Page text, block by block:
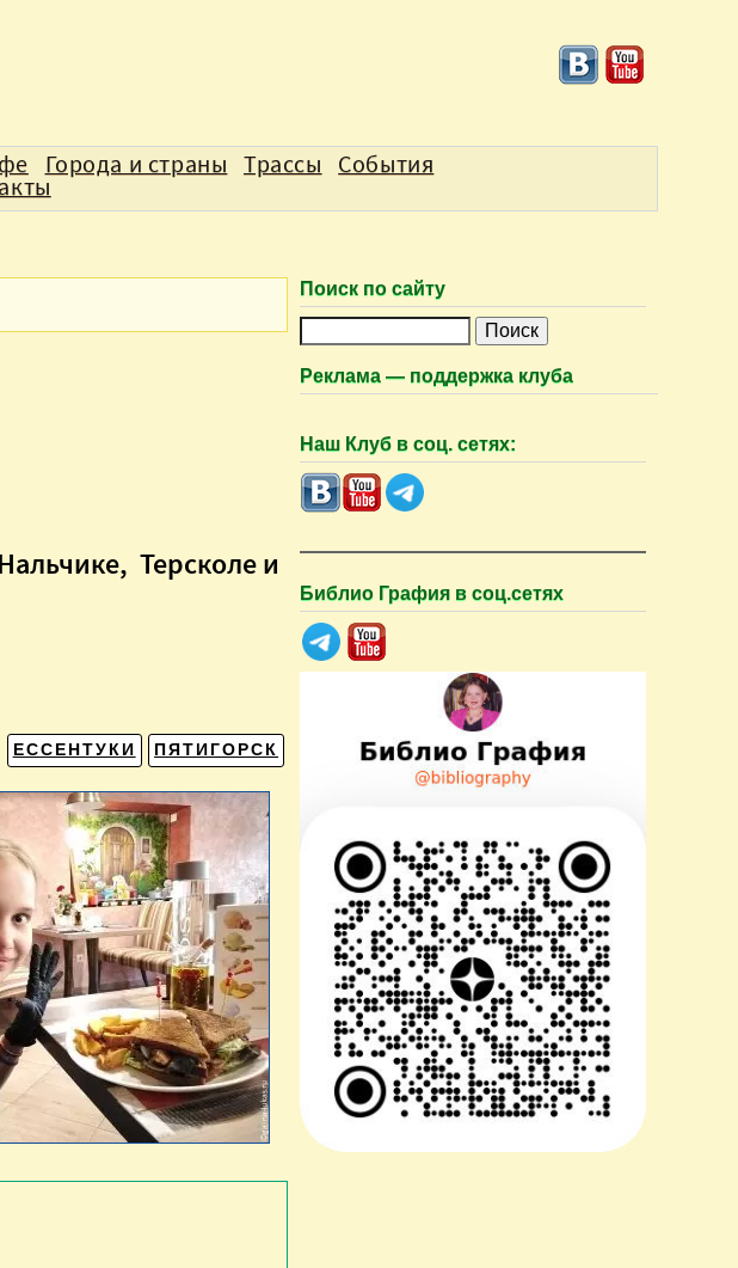
Терсколе и
ПЯТИГОРСК
ЕССЕНТУКИ
Города и страны Трассы События
Поиск по сайту
и
к
Реклама — поддержка клуба
Наш Клуб в соц. сетях:
Библио Графия в соц.сетях